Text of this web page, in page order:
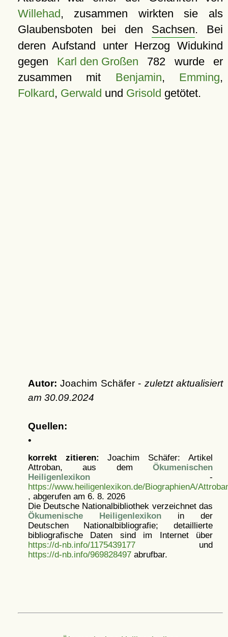
Willehad, zusammen wirkten sie als
Glaubensboten bei den Sachsen. Bei
deren Aufstand unter Herzog Widukind
gegen Karl den Großen 782 wurde er
zusammen mit Benjamin, Emming,
Folkard, Gerwald und Grisold getötet.
Autor: Joachim Schäfer - zuletzt aktualisiert
am 30.09.2024
Quellen:
•
korrekt zitieren: Joachim Schäfer: Artikel
Attroban, aus dem Ökumenischen
Heiligenlexikon-
https://www.heiligenlexikon.de/BiographienA/
, abgerufen am 6. 8. 2026
Die Deutsche Nationalbibliothek verzeichnet das
Ökumenische Heiligenlexikonin der
Deutschen Nationalbibliografie; detaillierte
bibliografische Daten sind im Internet über
https://d-nb.info/1175439177und
https://d-nb.info/969828497abrufbar.